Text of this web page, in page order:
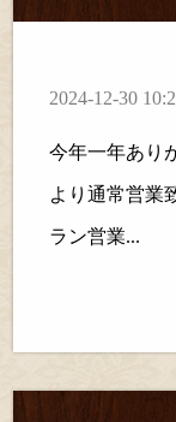
2024-12-30
今年一年あり
より通常営業
ラン営業...